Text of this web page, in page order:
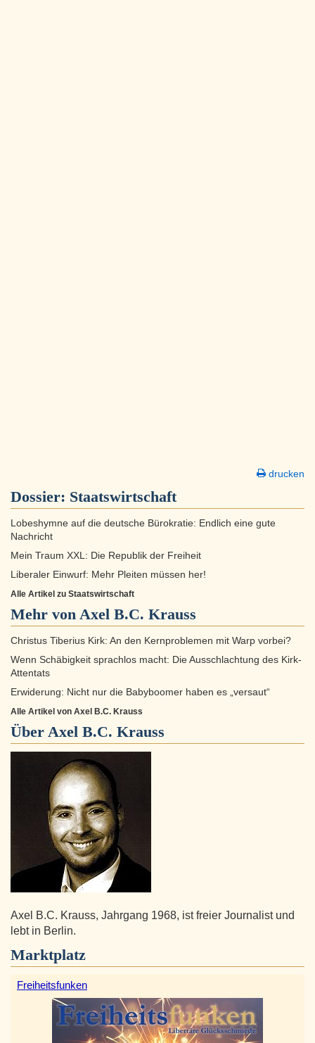
drucken
Dossier: Staatswirtschaft
Lobeshymne auf die deutsche Bürokratie: Endlich eine gute
Nachricht
Mein Traum XXL: Die Republik der Freiheit
Liberaler Einwurf: Mehr Pleiten müssen her!
Alle Artikel zu Staatswirtschaft
Mehr von Axel B.C. Krauss
Christus Tiberius Kirk: An den Kernproblemen mit Warp vorbei?
Wenn Schäbigkeit sprachlos macht: Die Ausschlachtung des Kirk-
Attentats
Erwiderung: Nicht nur die Babyboomer haben es „versaut“
Alle Artikel von Axel B.C. Krauss
Über Axel B.C. Krauss
Axel B.C. Krauss, Jahrgang 1968, ist freier Journalist und
lebt in Berlin.
Marktplatz
Freiheitsfunken